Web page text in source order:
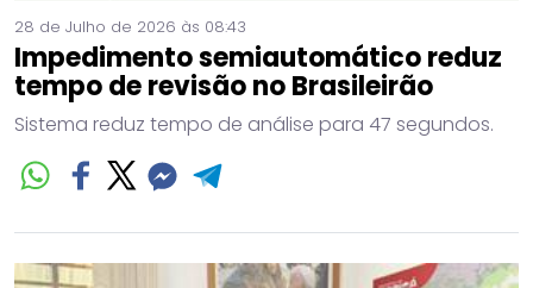
28 de Julho de 2026 às 08:43
Impedimento semiautomático reduz
tempo de revisão no Brasileirão
Sistema reduz tempo de análise para 47 segundos.